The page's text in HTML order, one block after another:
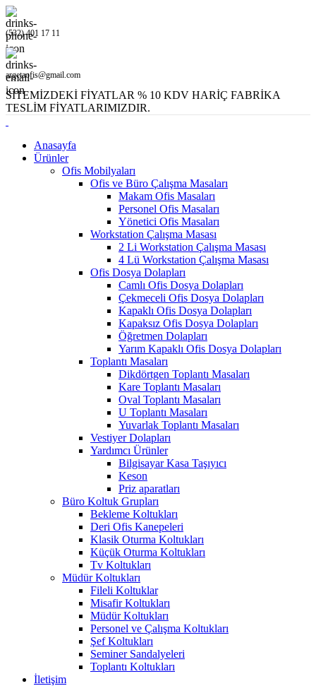
(532) 401 17 11
argetaofis@gmail.com
SİTEMİZDEKİ FİYATLAR % 10 KDV HARİÇ FABRİKA
TESLİM FİYATLARIMIZDIR.
Anasayfa
Ürünler
Ofis Mobilyaları
Ofis ve Büro Çalışma Masaları
Makam Ofis Masaları
Personel Ofis Masaları
Yönetici Ofis Masaları
Workstation Çalışma Masası
2 Li Workstation Çalışma Masası
4 Lü Workstation Çalışma Masası
Ofis Dosya Dolapları
Camlı Ofis Dosya Dolapları
Çekmeceli Ofis Dosya Dolapları
Kapaklı Ofis Dosya Dolapları
Kapaksız Ofis Dosya Dolapları
Öğretmen Dolapları
Yarım Kapaklı Ofis Dosya Dolapları
Toplantı Masaları
Dikdörtgen Toplantı Masaları
Kare Toplantı Masaları
Oval Toplantı Masaları
U Toplantı Masaları
Yuvarlak Toplantı Masaları
Vestiyer Dolapları
Yardımcı Ürünler
Bilgisayar Kasa Taşıyıcı
Keson
Priz aparatları
Büro Koltuk Grupları
Bekleme Koltukları
Deri Ofis Kanepeleri
Klasik Oturma Koltukları
Küçük Oturma Koltukları
Tv Koltukları
Müdür Koltukları
Fileli Koltuklar
Misafir Koltukları
Müdür Koltukları
Personel ve Çalışma Koltukları
Şef Koltukları
Seminer Sandalyeleri
Toplantı Koltukları
İletişim